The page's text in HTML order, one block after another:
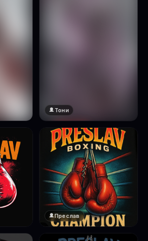
🔞 18+
Натисни за преглед
Тони
❤️
Преслав